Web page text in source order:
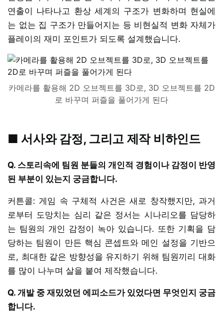
연출이 나타나고 환상 세계의 구조가 변화하며 현실에
는 없는 집 구조가 만들어지는 등 비현실적 변화 자체가
플레이의 재미 포인트가 되도록 설계했습니다.
카메라를 활용해 2D 오브젝트를 3D로, 3D 오브젝트를 2D
로 바꾸며 퍼즐을 풀어가게 된다
■ 서사와 감정, 그리고 제작 비하인드
Q. 스토리속에 팀원 분들의 개인적 경험이나 감정이 반영
된 부분이 있는지 궁금합니다.
커튼콜: 게임 속 구체적 사건은 새로 창작했지만, 과거
로부터 도망치는 심리 같은 정서는 시나리오를 담당하
는 팀원의 개인 감정이 녹아 있습니다. 또한 기획을 담
당하는 팀원이 만든 핵심 콘셉트와 메인 설정을 기반으
로, 최대한 같은 방향성을 유지하기 위해 팀원끼리 대화
를 많이 나누며 살을 붙여 제작했습니다.
Q. 개발 중 재밌었던 에피소드가 있었다면 무엇인지 궁금
합니다.